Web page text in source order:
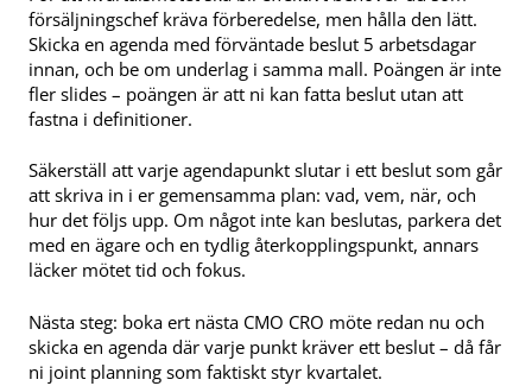
försäljningschef kräva förberedelse, men hålla den lätt.
Skicka en agenda med förväntade beslut 5 arbetsdagar
innan, och be om underlag i samma mall. Poängen är inte
fler slides – poängen är att ni kan fatta beslut utan att
fastna i definitioner.
Säkerställ att varje agendapunkt slutar i ett beslut som går
att skriva in i er gemensamma plan: vad, vem, när, och
hur det följs upp. Om något inte kan beslutas, parkera det
med en ägare och en tydlig återkopplingspunkt, annars
läcker mötet tid och fokus.
Nästa steg: boka ert nästa CMO CRO möte redan nu och
skicka en agenda där varje punkt kräver ett beslut – då får
ni joint planning som faktiskt styr kvartalet.